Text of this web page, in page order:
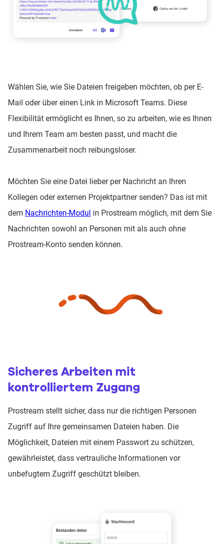
Wählen Sie, wie Sie Dateien freigeben möchten, ob per E-
Mail oder über einen Link in Microsoft Teams. Diese
Flexibilität ermöglicht es Ihnen, so zu arbeiten, wie es Ihnen
und Ihrem Team am besten passt, und macht die
Zusammenarbeit noch reibungsloser.
Möchten Sie eine Datei lieber per Nachricht an Ihren
Kollegen oder externen Projektpartner senden? Das ist mit
dem Nachrichten-Modul in Prostream möglich, mit dem Sie
Nachrichten sowohl an Personen mit als auch ohne
Prostream-Konto senden können.
Sicheres Arbeiten mit
kontrolliertem Zugang
Prostream stellt sicher, dass nur die richtigen Personen
Zugriff auf Ihre gemeinsamen Dateien haben. Die
Möglichkeit, Dateien mit einem Passwort zu schützen,
gewährleistet, dass vertrauliche Informationen vor
unbefugtem Zugriff geschützt bleiben.